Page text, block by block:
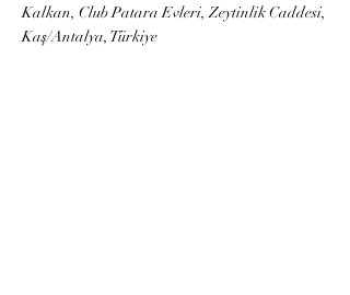
Kalkan, Club Patara Evleri, Zeytinlik Caddesi,
Kaş/Antalya, Türkiye